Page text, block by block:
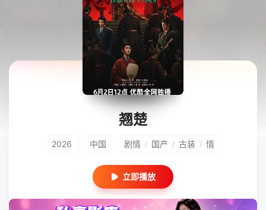
暂无观看影片的记录
翘楚
2026 中国 剧情 / 国产 / 古装 / 情
立即播放